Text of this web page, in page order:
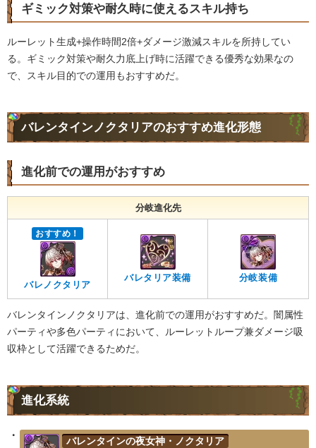
ギミック対策や耐久時に使えるスキル持ち
ルーレット生成+操作時間2倍+ダメージ激減スキルを所持してい
る。ギミック対策や耐久力底上げ時に活躍できる優秀な効果なの
で、スキル目的での運用もおすすめだ。
バレンタインノクタリアのおすすめ進化形態
進化前での運用がおすすめ
分岐進化先
おすすめ！
バレノクタリア
バレタリア装備 分岐装備
バレンタインノクタリアは、進化前での運用がおすすめだ。闇属性
パーティや多色パーティにおいて、ルーレットループ兼ダメージ吸
収枠として活躍できるためだ。
進化系統
バレンタインの夜女神・ノクタリア